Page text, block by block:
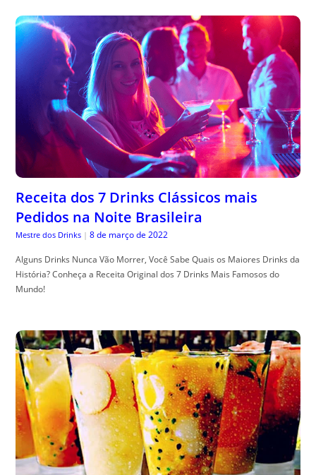
Receita dos 7 Drinks Clássicos mais
Pedidos na Noite Brasileira
Mestre dos Drinks | 8 de março de 2022
Alguns Drinks Nunca Vão Morrer, Você Sabe Quais os Maiores Drinks da
História? Conheça a Receita Original dos 7 Drinks Mais Famosos do
Mundo!